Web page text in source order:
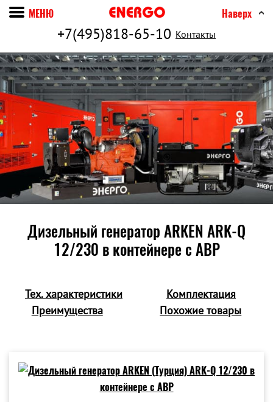
+7(495)818-65-10 Контакты
МЕНЮ Наверх
Дизельный генератор ARKEN ARK-Q
12/230 в контейнере c АВР
Тех. характеристики
Комплектация
Преимущества
Похожие товары